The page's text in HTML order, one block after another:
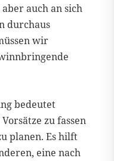
auch an sich
durchaus
wir
bedeutet
zu fassen
planen. Es hilft
eine nach